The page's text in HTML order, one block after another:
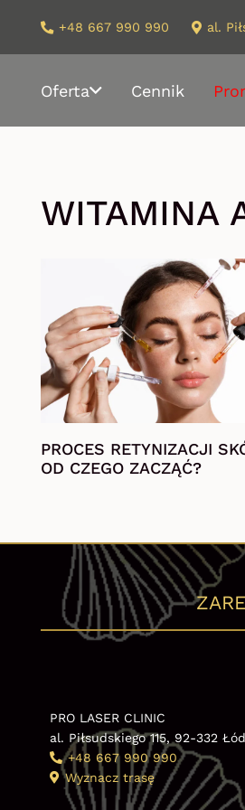
+48 667 990 990 al.
Oferta Cennik
WITAMINA
PROCES RETYNIZACJI
OD CZEGO ZACZĄĆ?
PRO LASER CLINIC
al. Piłsudskiego 115, 92-332
+48 667 990 990
Wyznacz trasę